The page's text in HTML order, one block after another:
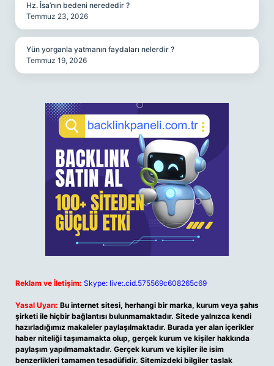
Hz. İsa’nın bedeni nerededir ?
Temmuz 23, 2026
Yün yorganla yatmanın faydaları nelerdir ?
Temmuz 19, 2026
Reklam ve İletişim: Skype: live:.cid.575569c608265c69
Yasal Uyarı: Bu internet sitesi, herhangi bir marka, kurum veya şahıs
şirketi ile hiçbir bağlantısı bulunmamaktadır. Sitede yalnızca kendi
hazırladığımız makaleler paylaşılmaktadır. Burada yer alan içerikler
haber niteliği taşımamakta olup, gerçek kurum ve kişiler hakkında
paylaşım yapılmamaktadır. Gerçek kurum ve kişiler ile isim
benzerlikleri tamamen tesadüfidir. Sitemizdeki bilgiler taslak